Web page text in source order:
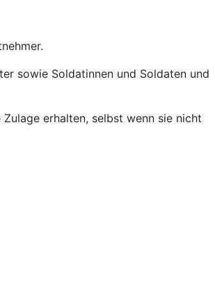
sowie Soldatinnen und Soldaten und
erhalten, selbst wenn sie nicht